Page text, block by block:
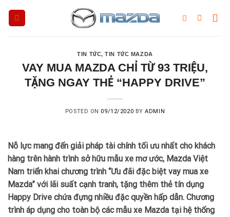
TIN TỨC,TIN TỨC MAZDA
VAY MUA MAZDA CHỈ TỪ 93 TRIỆU,
TẶNG NGAY THẺ “HAPPY DRIVE”
POSTED ON 09/12/2020 BYADMIN
Nỗ lực mang đến giải pháp tài chính tối ưu nhất cho khách
hàng trên hành trình sở hữu mẫu xe mơ ước, Mazda Việt
Nam triển khai chương trình “Ưu đãi đặc biệt vay mua xe
Mazda” với lãi suất cạnh tranh, tặng thêm thẻ tín dụng
Happy Drive chứa đựng nhiều đặc quyền hấp dẫn. Chương
trình áp dụng cho toàn bộ các mẫu xe Mazda tại hệ thống